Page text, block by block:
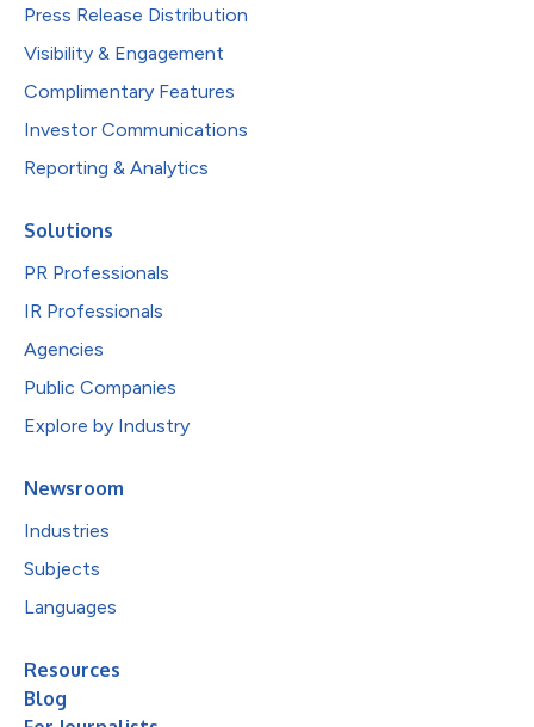
Press Release Distribution
Visibility & Engagement
Complimentary Features
Investor Communications
Reporting & Analytics
Solutions
PR Professionals
IR Professionals
Agencies
Public Companies
Explore by Industry
Newsroom
Industries
Subjects
Languages
Resources
Blog